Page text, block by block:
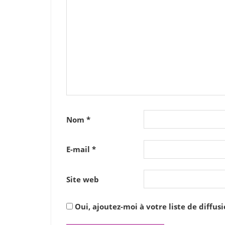
Nom *
E-mail *
Site web
Oui, ajoutez-moi à votre liste de